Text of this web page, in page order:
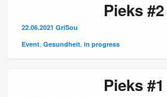
Pieks #2
22.06.2021 GriSou
Event,Gesundheit,in progress
Pieks #1